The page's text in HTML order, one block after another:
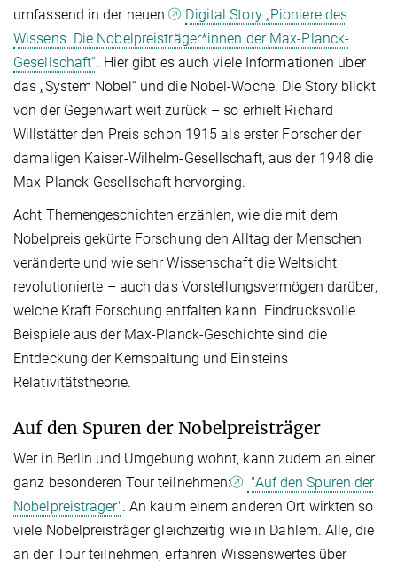
umfassend in der neuen
Digital Story „Pioniere des
Wissens. Die Nobelpreisträger*innen der Max-Planck-
Gesellschaft“. Hier gibt es auch viele Informationen über
das „System Nobel“ und die Nobel-Woche. Die Story blickt
von der Gegenwart weit zurück – so erhielt Richard
Willstätter den Preis schon 1915 als erster Forscher der
damaligen Kaiser-Wilhelm-Gesellschaft, aus der 1948 die
Max-Planck-Gesellschaft hervorging.
Acht Themengeschichten erzählen, wie die mit dem
Nobelpreis gekürte Forschung den Alltag der Menschen
veränderte und wie sehr Wissenschaft die Weltsicht
revolutionierte – auch das Vorstellungsvermögen darüber,
welche Kraft Forschung entfalten kann. Eindrucksvolle
Beispiele aus der Max-Planck-Geschichte sind die
Entdeckung der Kernspaltung und Einsteins
Relativitätstheorie.
Auf den Spuren der Nobelpreisträger
Wer in Berlin und Umgebung wohnt, kann zudem ​an einer
ganz besonderen Tour teilnehmen:
"Auf den Spuren der
Nobelpreisträger". An kaum einem anderen Ort wirkten so
viele Nobelpreisträger gleichzeitig wie in Dahlem. Alle, die
an der Tour teilnehmen, erfahren Wissenswertes über